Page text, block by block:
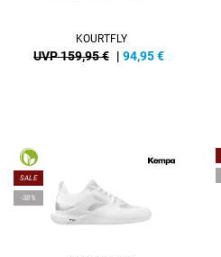
KOURTFLY
UVP 159,95 € | 94,95€
SALE
-38%